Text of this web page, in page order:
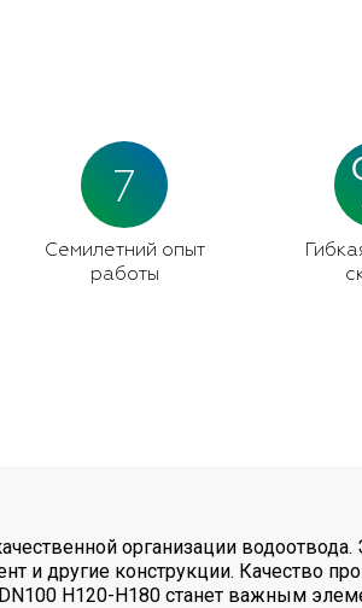
7
Семилетний опыт
работы
организации водоотвода.
другие конструкции. Качество
H120-Н180 станет важным